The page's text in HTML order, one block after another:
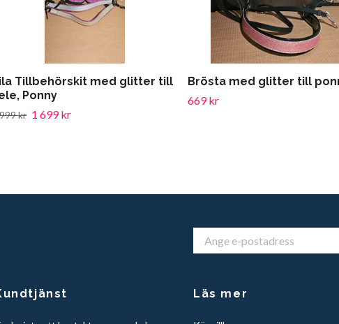
Tillbehörskit med glitter till
Ponny
kr 1 699 kr
Brösta med glitter till
669 kr
Läs mer